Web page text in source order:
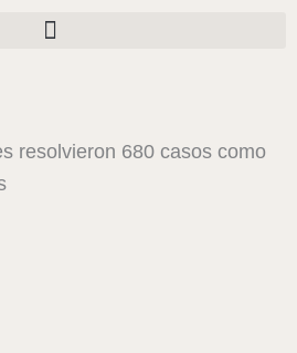
resolvieron 680 casos como